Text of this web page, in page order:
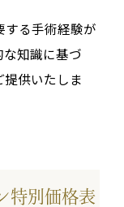
する手術経験が
知識に基づ
供いたしま
特別価格表